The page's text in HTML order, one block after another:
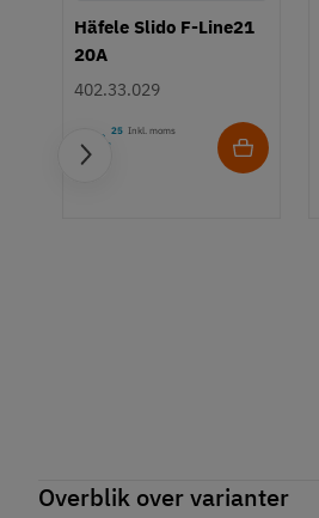
Häfele Slido F-Line21
20A
402.33.029
378,25 Inkl. moms
Overblik over varianter